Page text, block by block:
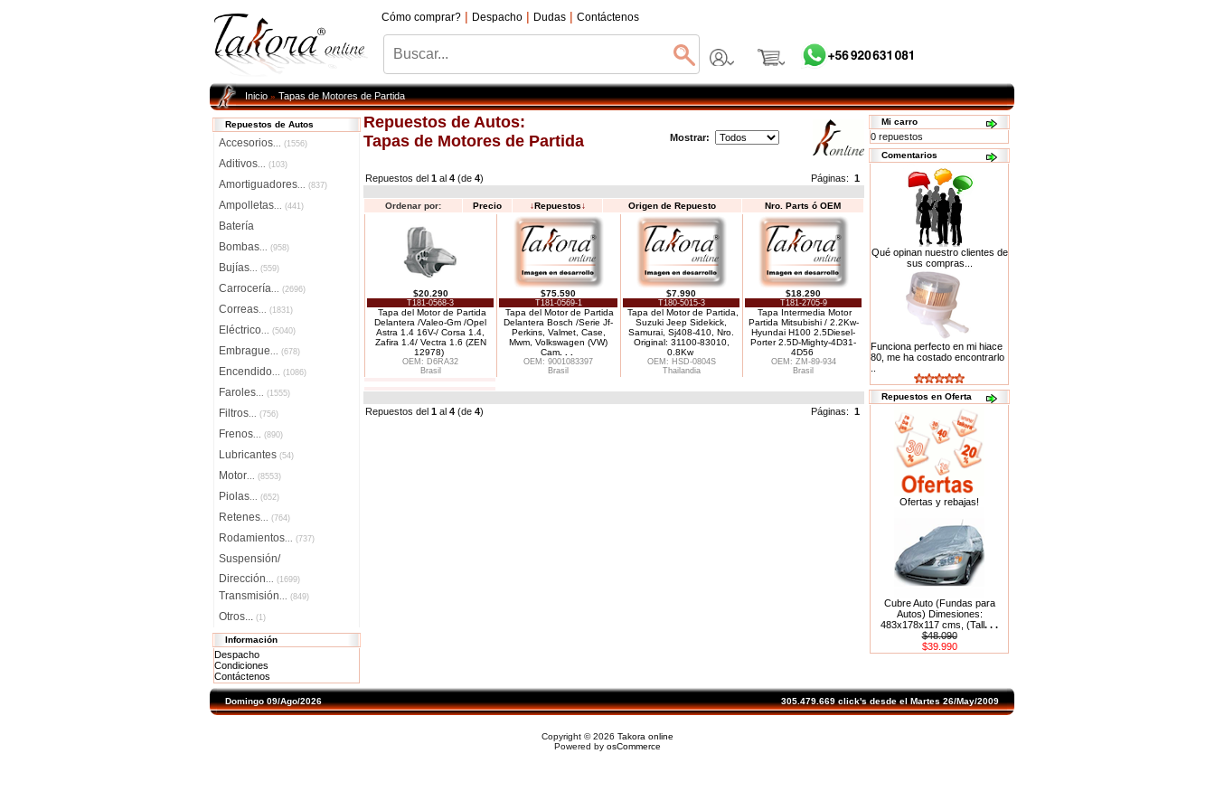
Cómo comprar? | Despacho | Dudas | Contáctenos
Inicio»Tapas de Motores de Partida
Repuestos de Autos
Accesorios... (1556)
Aditivos... (103)
Amortiguadores... (837)
Ampolletas... (441)
Batería
Bombas... (958)
Bujías... (559)
Carrocería... (2696)
Correas... (1831)
Eléctrico... (5040)
Embrague... (678)
Encendido... (1086)
Faroles... (1555)
Filtros... (756)
Frenos... (890)
Lubricantes (54)
Motor... (8553)
Piolas... (652)
Retenes... (764)
Rodamientos... (737)
Suspensión/
Dirección... (1699)
Transmisión... (849)
Otros... (1)
Información
Despacho
Condiciones
Contáctenos
Repuestos de Autos:
Tapas de Motores de Partida
Mostrar:
Repuestos del 1 al 4 (de 4) Páginas: 1
Ordenar por: Precio ↓Repuestos↓ Origen de Repuesto Nro. Parts ó OEM
$20.290
T181-0568-3
Tapa del Motor de Partida
Delantera /Valeo-Gm /Opel
Astra 1.4 16V-/ Corsa 1.4,
Zafira 1.4/ Vectra 1.6 (ZEN
12978)
OEM: D6RA32
Brasil
$75.590
T181-0569-1
Tapa del Motor de Partida
Delantera Bosch /Serie Jf-
Perkins, Valmet, Case,
Mwm, Volkswagen (VW)
Cam
OEM: 9001083397
Brasil
$7.990
T180-5015-3
Tapa del Motor de Partida,
Suzuki Jeep Sidekick,
Samurai, Sj408-410, Nro.
Original: 31100-83010,
0.8Kw
OEM: HSD-0804S
Thailandia
$18.290
T181-2705-9
Tapa Intermedia Motor
Partida Mitsubishi / 2.2Kw-
Hyundai H100 2.5Diesel-
Porter 2.5D-Mighty-4D31-
4D56
OEM: ZM-89-934
Brasil
Repuestos del 1 al 4 (de 4) Páginas: 1
Mi carro
0 repuestos
Comentarios
Qué opinan nuestro clientes de
sus compras...
Funciona perfecto en mi hiace
80, me ha costado encontrarlo
Repuestos en Oferta
Ofertas y rebajas!
Cubre Auto (Fundas para
Autos) Dimesiones:
483x178x117 cms, (Tall. . .
$48.090
$39.990
Domingo 09/Ago/2026 305.479.669 click's desde el Martes 26/May/2009
Copyright © 2026 Takora online
Powered by osCommerce